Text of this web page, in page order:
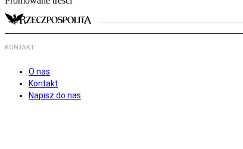
KONTAKT
O nas
Kontakt
Napisz do nas